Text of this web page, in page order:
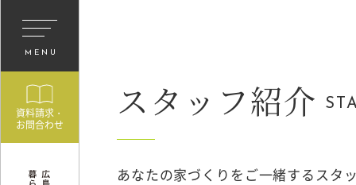
MENU
資料請求・
お問合わせ
スタッフ紹介
あなたの家づくりをご一緒する スタ